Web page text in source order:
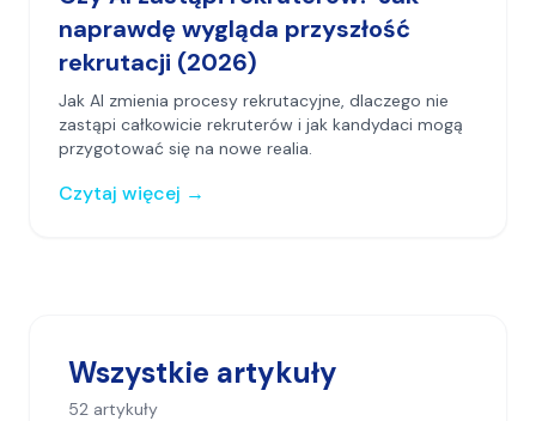
naprawdę wygląda przyszłość
rekrutacji (2026)
Jak AI zmienia procesy rekrutacyjne, dlaczego nie
zastąpi całkowicie rekruterów i jak kandydaci mogą
przygotować się na nowe realia.
Czytaj więcej →
Wszystkie artykuły
52 artykuły